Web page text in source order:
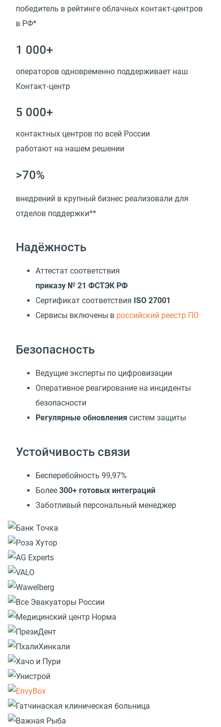
победитель в рейтинге облачных контакт-центров
в РФ*
1 000+
операторов одновременно поддерживает наш
Контакт‑центр
5 000+
контактных центров по всей России
работают на нашем решении
>70%
внедрений в крупный бизнес реализовали для
отделов поддержки**
Надёжность
Аттестат соответствия
приказу № 21 ФСТЭК РФ
Сертификат соответствия ISO 27001
Cервисы включены в российский реестр ПО
Безопасность
Ведущие эксперты по цифровизации
Оперативное реагирование на инциденты
безопасности
Регулярные обновления систем защиты
Устойчивость связи
Бесперебойность 99,97%
Более 300+ готовых интеграций
Заботливый персональный менеджер